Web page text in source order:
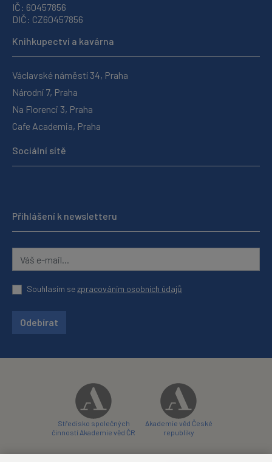
IČ: 60457856
DIČ: CZ60457856
Knihkupectví a kavárna
Václavské náměstí 34, Praha
Národní 7, Praha
Na Florenci 3, Praha
Cafe Academia, Praha
Sociální sítě
Přihlášení k newsletteru
Souhlasím sezpracováním osobních údajů
Odebírat
Středisko společných
činností Akademie věd ČR
Akademie věd České
republiky